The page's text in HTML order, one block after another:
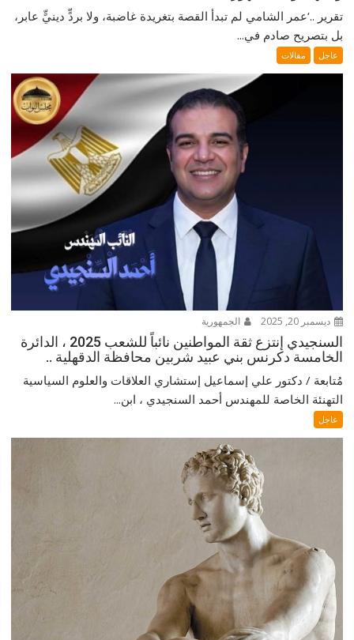
تقرير ..‘عمر الشامي لم تبدأ القصة بتغريدة غاضبة، ولا بردٍّ دينيٍّ عابر،
بل بتصريح صادم في...
عاجل مقالات
ديسمبر 20, 2025 الجمهورية
السنجيدي إنتزع ثقة المواطنين نائباً للشعب 2025 ، الدائرة
الخامسة دكرنس بني عبيد شربين محافظة الدقهلية ..
مُتابعة / دكتور علي إسماعيل إستشاري العلاقات والعلوم السياسية
التهنئة الخاصة للمهندس أحمد السنجيدي ، ابن...
عاجل